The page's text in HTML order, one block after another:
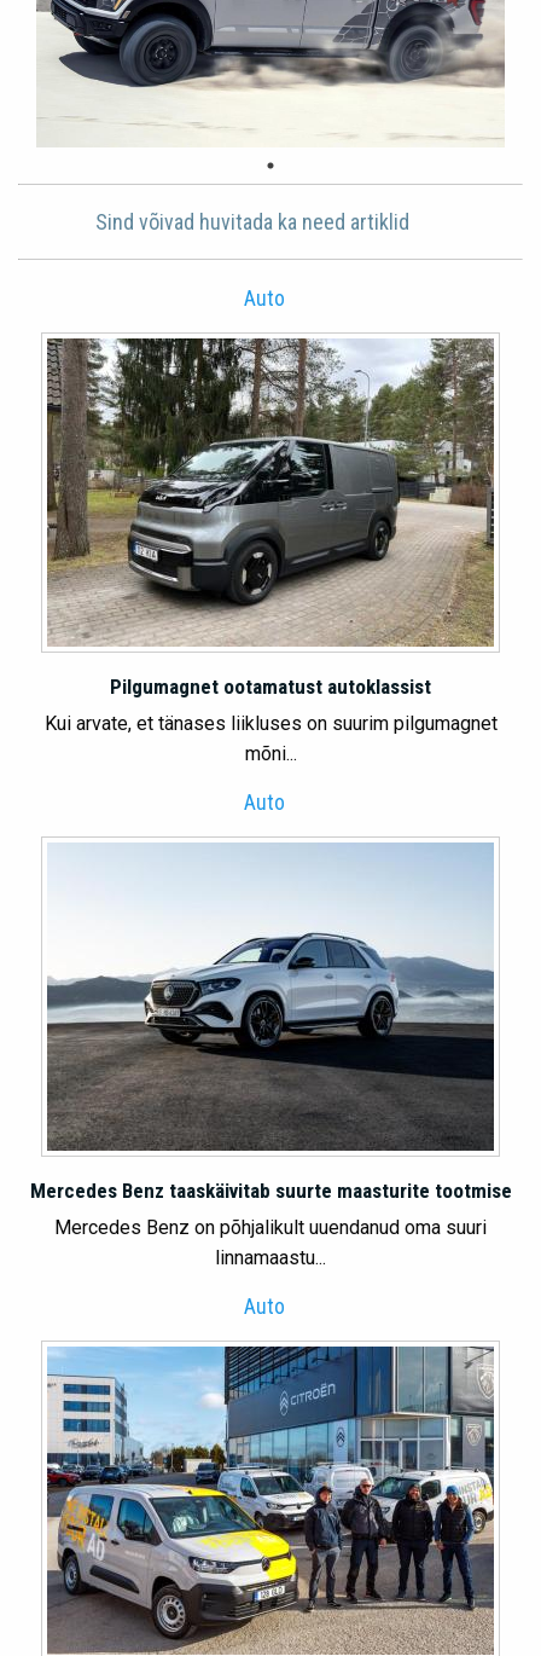
Sind võivad huvitada ka need artiklid
Auto
Pilgumagnet ootamatust autoklassist
Kui arvate, et tänases liikluses on suurim pilgumagnet
mõni...
Auto
Mercedes Benz taaskäivitab suurte maasturite tootmise
Mercedes Benz on põhjalikult uuendanud oma suuri
linnamaastu...
Auto